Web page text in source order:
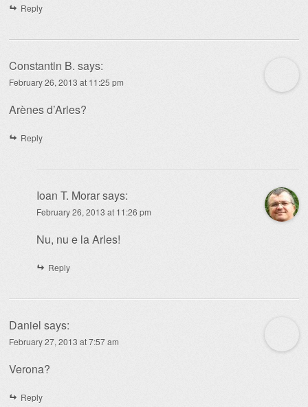
Reply
Constantin B. says:
February 26, 2013 at 11:25 pm
Arènes d’Arles?
Reply
Ioan T. Morarsays:
February 26, 2013 at 11:26 pm
Nu, nu e la Arles!
Reply
Daniel says:
February 27, 2013 at 7:57 am
Verona?
Reply